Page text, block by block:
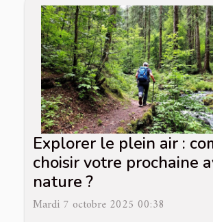
Explorer le plein air :
choisir votre prochaine
nature ?
Mardi 7 octobre 2025 00:38